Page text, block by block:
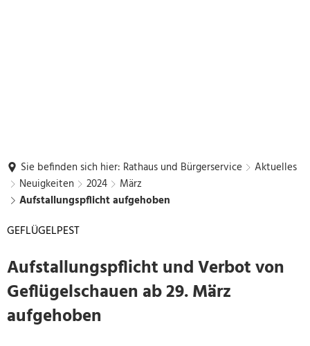
Sie befinden sich hier: Rathaus und Bürgerservice
Aktuelles
Neuigkeiten
2024
März
Aufstallungspflicht aufgehoben
GEFLÜGELPEST
Aufstallungspflicht und Verbot von
Geflügelschauen ab 29. März
aufgehoben